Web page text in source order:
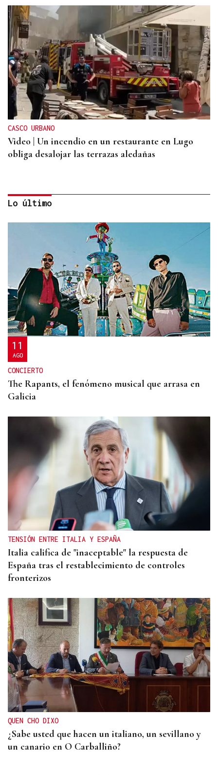
CASCO URBANO
Video | Un incendio en un restaurante en Lugo
obliga desalojar las terrazas aledañas
COSTA FEIRA
Loquillo celebra con sus seguidores gallegos
cincuenta años en la música
Lo último
11
AGO
CONCIERTO
The Rapants, el fenómeno musical que arrasa en
Galicia
TENSIÓN ENTRE ITALIA Y ESPAÑA
Italia califica de "inaceptable" la respuesta de
España tras el restablecimiento de controles
fronterizos
QUEN CHO DIXO
¿Sabe usted que hacen un italiano, un sevillano y
un canario en O Carballiño?